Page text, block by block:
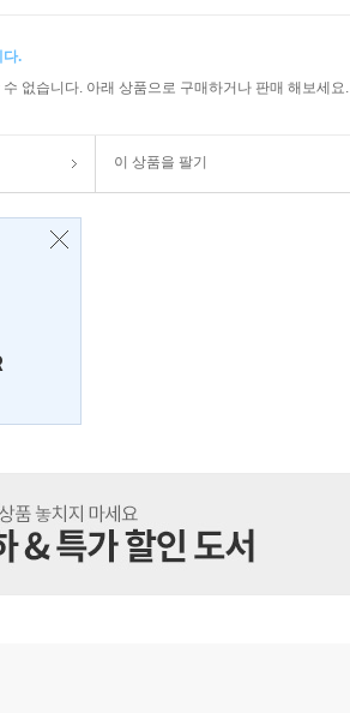
다.
없습니다. 아래 상품으로 구매하거나 판매 해보세요.
이 상품을 팔기